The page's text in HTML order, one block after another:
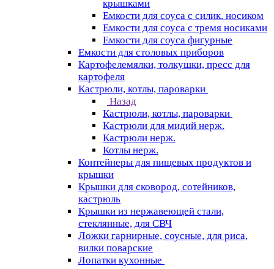
крышками
Емкости для соуса с силик. носиком
Емкости для соуса с тремя носиками
Емкости для соуса фигурные
Емкости для столовых приборов
Картофелемялки, толкушки, пресс для
картофеля
Кастрюли, котлы, пароварки
Назад
Кастрюли, котлы, пароварки
Кастрюли для мидий нерж.
Кастрюли нерж.
Котлы нерж.
Контейнеры для пищевых продуктов и
крышки
Крышки для сковород, сотейников,
кастрюль
Крышки из нержавеющей стали,
стеклянные, для СВЧ
Ложки гарнирные, соусные, для риса,
вилки поварские
Лопатки кухонные